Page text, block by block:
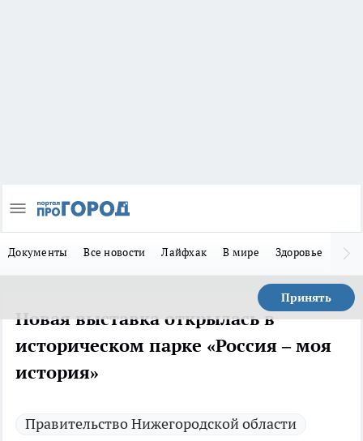
Документы Все новости Лайфхак В мире Здоровье
Принять
Новая выставка открылась в
историческом парке «Россия – моя
история»
Правительство Нижегородской области